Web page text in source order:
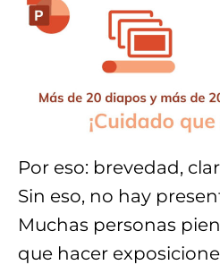
Por eso: brevedad,
Sin eso, no hay
Muchas personas
que hacer